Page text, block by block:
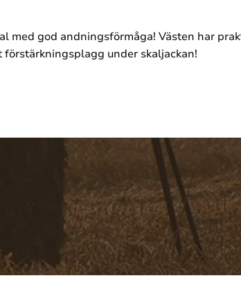
med god andningsförmåga! Västen har
förstärkningsplagg under skaljackan!